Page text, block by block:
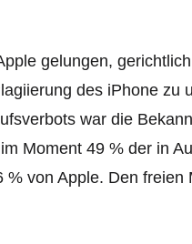
gelungen,
des iPhone zu
war die
Moment 49 % der in
% von Apple. Den